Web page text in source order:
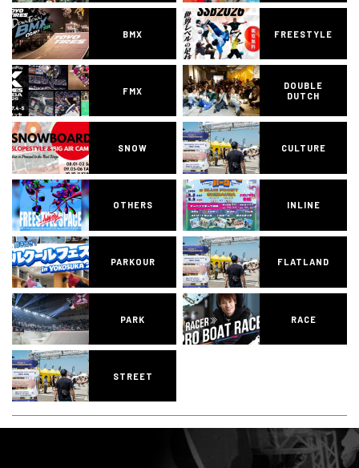
BMX FREESTYLE
FMX
DOUBLE
DUTCH
SNOW CULTURE
OTHERS INLINE
PARKOUR FLATLAND
PARK RACE
STREET